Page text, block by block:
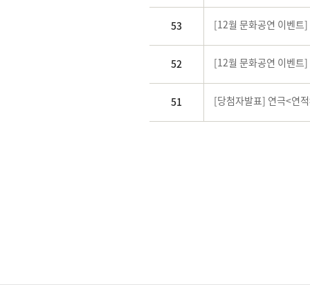
53 [12월 문화공연 이벤트
52 [12월 문화공연 이벤트
51 [당첨자발표] 연극<연